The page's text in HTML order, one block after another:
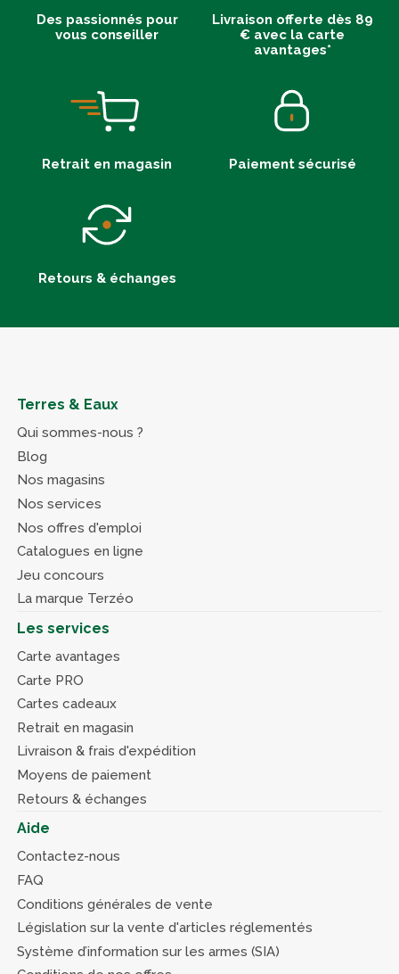
Des passionnés pour
vous conseiller
Livraison offerte dès 89
€ avec la carte
avantages*
Retrait en magasin Paiement sécurisé
Retours & échanges
Terres & Eaux
Qui sommes-nous ?
Blog
Nos magasins
Nos services
Nos offres d'emploi
Catalogues en ligne
Jeu concours
La marque Terzéo
Les services
Carte avantages
Carte PRO
Cartes cadeaux
Retrait en magasin
Livraison & frais d'expédition
Moyens de paiement
Retours & échanges
Aide
Contactez-nous
FAQ
Conditions générales de vente
Législation sur la vente d'articles réglementés
Système d’information sur les armes (SIA)